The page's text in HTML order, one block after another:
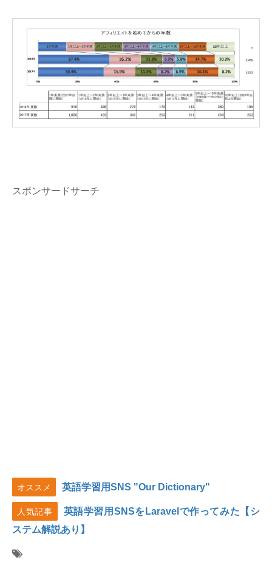
スポンサードサーチ
オススメ 英語学習用SNS "Our Dictionary"
人気記事
英語学習用SNSをLaravelで作ってみた【シ
ステム解説あり】